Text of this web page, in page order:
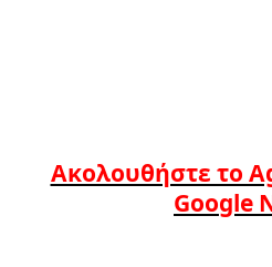
Ακολουθήστε το
Google